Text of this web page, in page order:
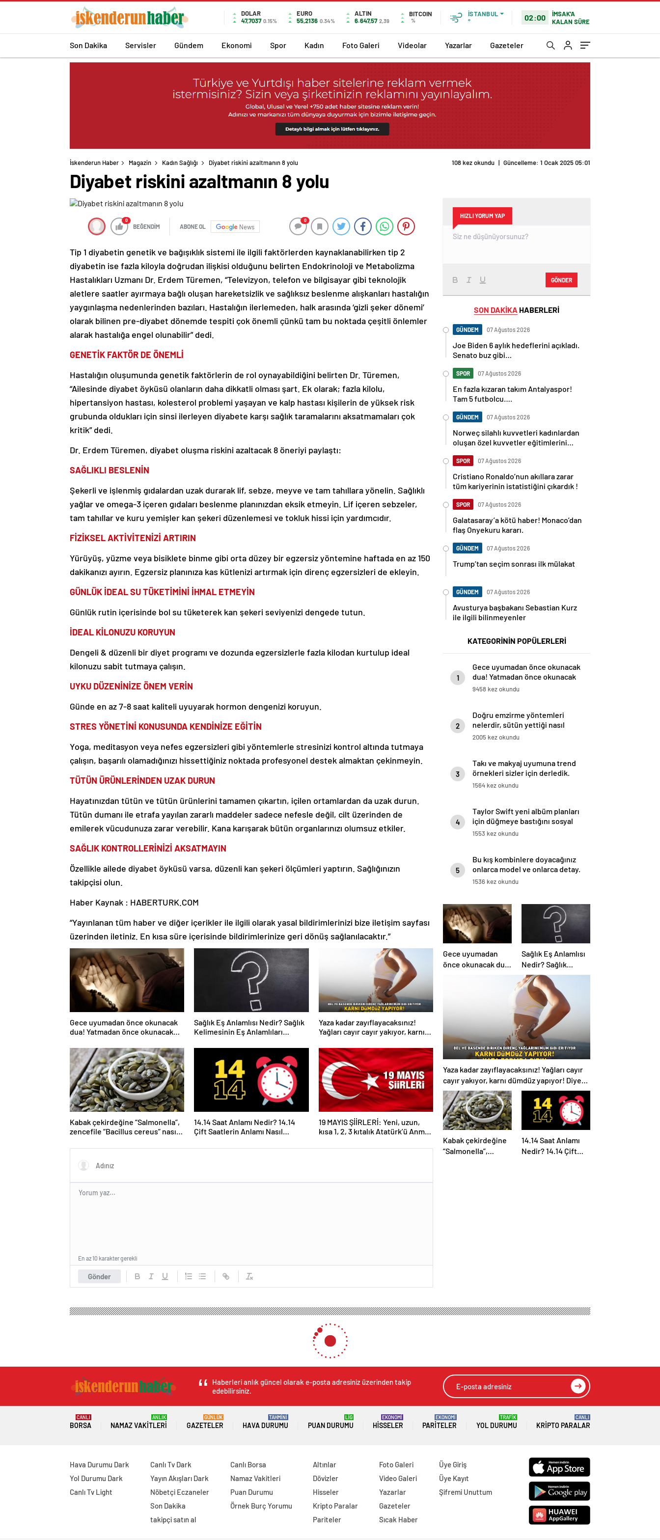
DOLAR
47,7037 0.15%
EURO
55,2136 0.34%
ALTIN
6.647,57 2,39
BITCOIN
%
İSTANBUL
°
02:00
İMSAK'A
KALAN SÜRE
Son Dakika Servisler Gündem Ekonomi Spor Kadın Foto Galeri Videolar Yazarlar Gazeteler
İskenderun Haber Magazin Kadın Sağlığı Diyabet riskini azaltmanın 8 yolu 108 kez okundu | Güncelleme: 1 Ocak 2025 05:01
Diyabet riskini azaltmanın 8 yolu
0
BEĞENDİM ABONE OL News
0
Tip 1 diyabetin genetik ve bağışıklık sistemi ile ilgili faktörlerden kaynaklanabilirken tip 2
diyabetin ise fazla kiloyla doğrudan ilişkisi olduğunu belirten Endokrinoloji ve Metabolizma
Hastalıkları Uzmanı Dr. Erdem Türemen, “Televizyon, telefon ve bilgisayar gibi teknolojik
aletlere saatler ayırmaya bağlı oluşan hareketsizlik ve sağlıksız beslenme alışkanları hastalığın
yaygınlaşma nedenlerinden bazıları. Hastalığın ilerlemeden, halk arasında ‘gizli şeker dönemi’
olarak bilinen pre-diyabet dönemde tespiti çok önemli çünkü tam bu noktada çeşitli önlemler
alarak hastalığa engel olunabilir” dedi.
GENETİK FAKTÖR DE ÖNEMLİ
Hastalığın oluşumunda genetik faktörlerin de rol oynayabildiğini belirten Dr. Türemen,
“Ailesinde diyabet öyküsü olanların daha dikkatli olması şart. Ek olarak; fazla kilolu,
hipertansiyon hastası, kolesterol problemi yaşayan ve kalp hastası kişilerin de yüksek risk
grubunda oldukları için sinsi ilerleyen diyabete karşı sağlık taramalarını aksatmamaları çok
kritik” dedi.
Dr. Erdem Türemen, diyabet oluşma riskini azaltacak 8 öneriyi paylaştı:
SAĞLIKLI BESLENİN
Şekerli ve işlenmiş gıdalardan uzak durarak lif, sebze, meyve ve tam tahıllara yönelin. Sağlıklı
yağlar ve omega-3 içeren gıdaları beslenme planınızdan eksik etmeyin. Lif içeren sebzeler,
tam tahıllar ve kuru yemişler kan şekeri düzenlemesi ve tokluk hissi için yardımcıdır.
FİZİKSEL AKTİVİTENİZİ ARTIRIN
Yürüyüş, yüzme veya bisiklete binme gibi orta düzey bir egzersiz yöntemine haftada en az 150
dakikanızı ayırın. Egzersiz planınıza kas kütlenizi artırmak için direnç egzersizleri de ekleyin.
GÜNLÜK İDEAL SU TÜKETİMİNİ İHMAL ETMEYİN
Günlük rutin içerisinde bol su tüketerek kan şekeri seviyenizi dengede tutun.
İDEAL KİLONUZU KORUYUN
Dengeli & düzenli bir diyet programı ve dozunda egzersizlerle fazla kilodan kurtulup ideal
kilonuzu sabit tutmaya çalışın.
UYKU DÜZENİNİZE ÖNEM VERİN
Günde en az 7-8 saat kaliteli uyuyarak hormon dengenizi koruyun.
STRES YÖNETİNİ KONUSUNDA KENDİNİZE EĞİTİN
Yoga, meditasyon veya nefes egzersizleri gibi yöntemlerle stresinizi kontrol altında tutmaya
çalışın, başarılı olamadığınızı hissettiğiniz noktada profesyonel destek almaktan çekinmeyin.
TÜTÜN ÜRÜNLERİNDEN UZAK DURUN
Hayatınızdan tütün ve tütün ürünlerini tamamen çıkartın, içilen ortamlardan da uzak durun.
Tütün dumanı ile etrafa yayılan zararlı maddeler sadece nefesle değil, cilt üzerinden de
emilerek vücudunuza zarar verebilir. Kana karışarak bütün organlarınızı olumsuz etkiler.
SAĞLIK KONTROLLERİNİZİ AKSATMAYIN
Özellikle ailede diyabet öyküsü varsa, düzenli kan şekeri ölçümleri yaptırın. Sağlığınızın
takipçisi olun.
Haber Kaynak : HABERTURK.COM
“Yayınlanan tüm haber ve diğer içerikler ile ilgili olarak yasal bildirimlerinizi bize iletişim sayfası
üzerinden iletiniz. En kısa süre içerisinde bildirimlerinize geri dönüş sağlanılacaktır.”
Gece uyumadan önce okunacak
dua! Yatmadan önce okunacak
Sağlık Eş Anlamlısı Nedir? Sağlık
Kelimesinin Eş Anlamlıları
Yaza kadar zayıflayacaksınız!
Yağları cayır cayır yakıyor, karnı
çorbası tarifi ve püf noktaları!
Kabak çekirdeğine “Salmonella”,
zencefile “Bacillus cereus” nasıl
14.14 Saat Anlamı Nedir? 14.14
Çift Saatlerin Anlamı Nasıl
19 MAYIS ŞİİRLERİ: Yeni, uzun,
kısa 1, 2, 3 kıtalık Atatürk’ü Anma
Gönder
En az 10 karakter gerekli
HIZLI YORUM YAP
GÖNDER
SON DAKİKA HABERLERİ
GÜNDEM 07 Ağustos 2026
Joe Biden 6 aylık hedeflerini açıkladı.
Senato buz gibi…
SPOR 07 Ağustos 2026
En fazla kızaran takım Antalyaspor!
Tam 5 futbolcu….
GÜNDEM 07 Ağustos 2026
Norweç silahlı kuvvetleri kadınlardan
oluşan özel kuvvetler eğitimlerini
SPOR 07 Ağustos 2026
Cristiano Ronaldo’nun akıllara zarar
tüm kariyerinin istatistiğini çıkardık !
SPOR 07 Ağustos 2026
Galatasaray’a kötü haber! Monaco’dan
flaş Onyekuru kararı.
GÜNDEM 07 Ağustos 2026
Trump’tan seçim sonrası ilk mülakat
GÜNDEM 07 Ağustos 2026
Avusturya başbakanı Sebastian Kurz
ile ilgili bilinmeyenler
KATEGORİNİN POPÜLERLERİ
1
Gece uyumadan önce okunacak
dua! Yatmadan önce okunacak
dualar! Uyumak için hangi dua?
9458 kez okundu
2
Doğru emzirme yöntemleri
nelerdir, sütün yettiği nasıl
anlaşılır?
2005 kez okundu
3
Takı ve makyaj uyumuna trend
örnekleri sizler için derledik.
1564 kez okundu
4
Taylor Swift yeni albüm planları
için düğmeye bastığını sosyal
medyadan duyurdu!
1553 kez okundu
5
Bu kış kombinlere doyacağınız
onlarca model ve onlarca detay.
1536 kez okundu
Gece uyumadan
önce okunacak dua!
Sağlık Eş Anlamlısı
Nedir? Sağlık
Kelimesinin Eş
Anlamlıları
Nelerdir?
Yaza kadar zayıflayacaksınız! Yağları cayır
cayır yakıyor, karnı dümdüz yapıyor! Diyet
kabak çorbası tarifi ve püf noktaları!
Kabak çekirdeğine
“Salmonella”,
14.14 Saat Anlamı
Nedir? 14.14 Çift
Haberleri anlık güncel olarak e-posta adresiniz üzerinden takip
edebilirsiniz.
BORSA
CANLI
NAMAZ VAKITLERI
ANLIK
GAZETELER
GÜNLÜK
HAVA DURUMU
TAHMİNİ
PUAN DURUMU
LİG
HISSELER
EKONOMİ
PARITELER
EKONOMİ
YOL DURUMU
TRAFİK
KRIPTO PARALAR
CANLI
Hava Durumu Dark
Yol Durumu Dark
Canlı Tv Light
Canlı Tv Dark
Yayın Akışları Dark
Nöbetçi Eczaneler
Son Dakika
takipçi satın al
Canlı Borsa
Namaz Vakitleri
Puan Durumu
Örnek Burç Yorumu
Altınlar
Dövizler
Hisseler
Kripto Paralar
Pariteler
Foto Galeri
Video Galeri
Yazarlar
Gazeteler
Sıcak Haber
Üye Giriş
Üye Kayıt
Şifremi Unuttum